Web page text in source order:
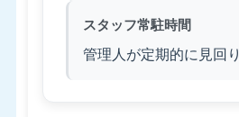
スタッフ常駐時間
管理人が定期的に見回り